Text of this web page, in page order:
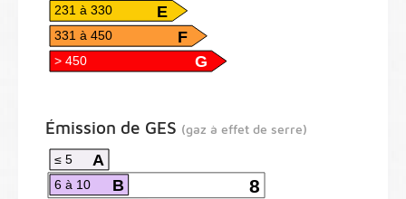
E
231 à 330
F
331 à 450
G
> 450
Émission de GES (gaz à effet de serre)
A
≤ 5
8
B
6 à 10